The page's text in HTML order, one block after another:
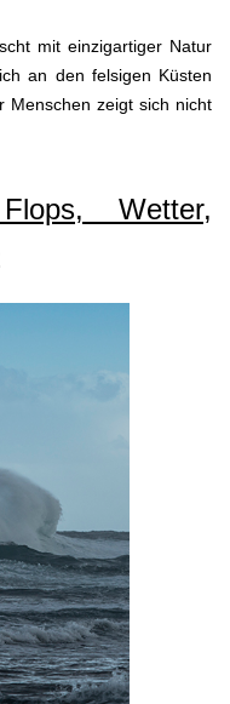
mit einzigartiger Natur
an den felsigen Küsten
Menschen zeigt sich nicht
Wetter,